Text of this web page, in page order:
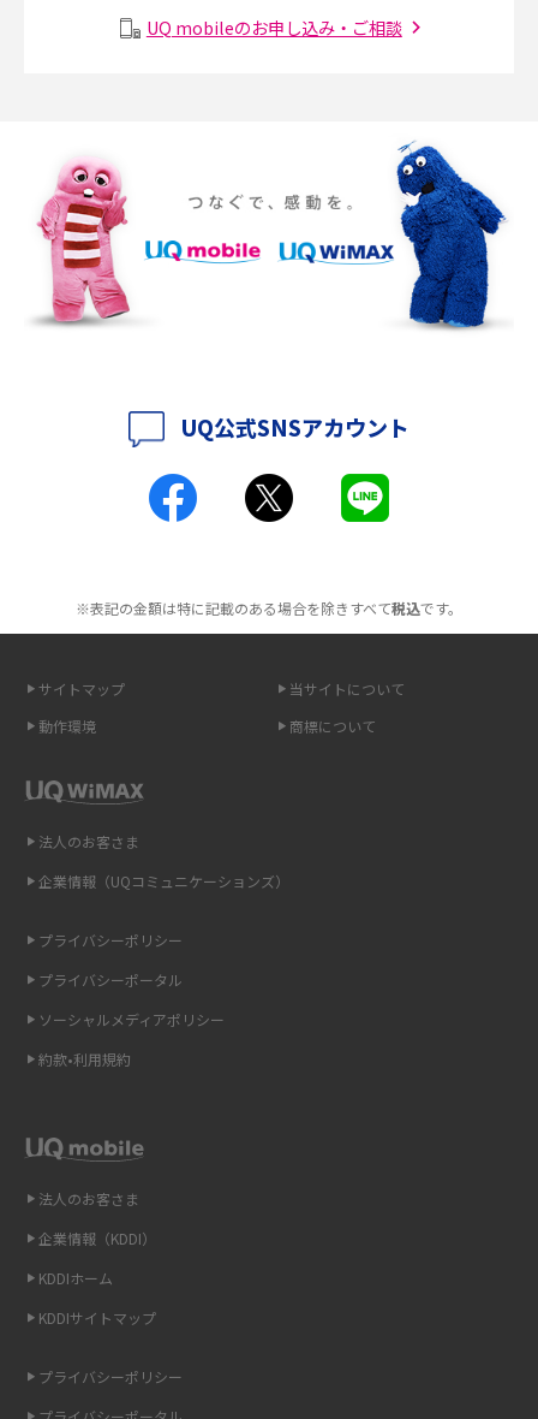
メッシュWi-Fiとは？仕組みやメリット・デメリット、中継機との違いを解
ポケット型Wi-Fiをレンタルするメリットとは？選び方や向いている方の特
徴も紹介
持ち運びできるポケット型Wi-Fiのおススメの選び方は？メリット・デメリ
ットも紹介
ポケット型Wi-Fiとは？通信の仕組みやメリット・デメリットを解説
工事不要！置くだけWi-Fiの特徴は？メリット・デメリットや選び方を解説
無制限で利用できるポケット型Wi-Fiは？選び方や通信費を抑える方法も紹
ポケット型Wi-Fi（モバイルWi-Fi）とは？おススメする方の特徴や選び方を
即日受け取りできるポケット型Wi-Fiはある？すぐに使うための方法や注意
ONU（光回線終端装置）とは？モデム・ルーター・ホームゲートウェイと
ギガバイト（GB）とは？1GBの目安やギガが足りない時の対処法を紹介
Wi-Fi 6とは？Wi-Fi 5との違いやメリットと注意点、規格の種類も解説
Wi-Fiを自宅に設置する方法は？必要なことやポイントも紹介
光ファイバーとは？仕組みやメリット・デメリットを初心者向けにわかり
やすく解説
を解説
6Gとはどんな通信技術？Beyond 5Gや実用化の課題などを解説
UQ mobileのお申し込み・ご相談
UQ公式SNSアカウント
※表記の金額は特に記載のある場合を除きすべて税込です。
サイトマップ
当サイトについて
動作環境
商標について
法人のお客さま
企業情報（KDDI）
KDDIホーム
KDDIサイトマップ
プライバシーポリシー
法人のお客さま
企業情報（UQコミュニケーションズ）
プライバシーポリシー
プライバシーポータル
ソーシャルメディアポリシー
約款•利用規約